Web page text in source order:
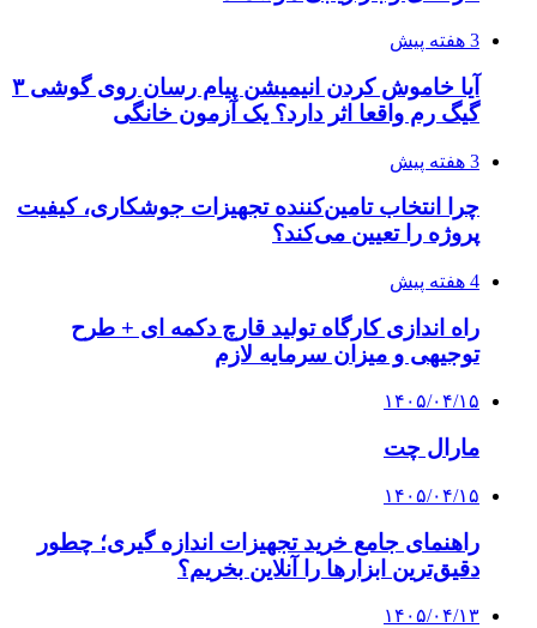
3 هفته پیش
آیا خاموش کردن انیمیشن پیام رسان روی گوشی ۳
گیگ رم واقعا اثر دارد؟ یک آزمون خانگی
3 هفته پیش
چرا انتخاب تامین‌کننده تجهیزات جوشکاری، کیفیت
پروژه را تعیین می‌کند؟
4 هفته پیش
راه اندازی کارگاه تولید قارچ دکمه ای + طرح
توجیهی و میزان سرمایه لازم
۱۴۰۵/۰۴/۱۵
مارال چت
۱۴۰۵/۰۴/۱۵
راهنمای جامع خرید تجهیزات اندازه گیری؛ چطور
دقیق‌ترین ابزارها را آنلاین بخریم؟
۱۴۰۵/۰۴/۱۳